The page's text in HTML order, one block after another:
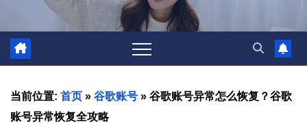
当前位置: 首页 » 谷歌账号 » 谷歌账号异常怎么恢复？谷歌
账号异常恢复全攻略